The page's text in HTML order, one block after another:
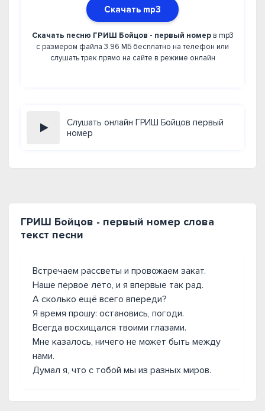
Скачать mp3
Скачать песню ГРИШ Бойцов - первый номерв mp3
с размером файла 3.96 МБ бесплатно на телефон или
слушать трек прямо на сайте в режиме онлайн
Слушать онлайн ГРИШ Бойцов первый
номер
ГРИШ Бойцов - первый номер слова
текст песни
Встречаем рассветы и провожаем закат.
Наше первое лето, и я впервые так рад.
А сколько ещё всего впереди?
Я время прошу: остановись, погоди.
Всегда восхищался твоими глазами.
Мне казалось, ничего не может быть между
нами.
Думал я, что с тобой мы из разных миров.